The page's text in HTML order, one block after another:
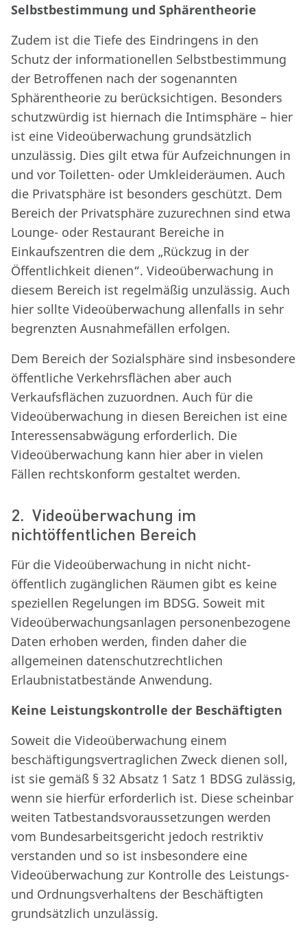
Selbstbestimmung und Sphärentheorie
Zudem ist die Tiefe des Eindringens in den
Schutz der informationellen Selbstbestimmung
der Betroffenen nach der sogenannten
Sphärentheorie zu berücksichtigen. Besonders
schutzwürdig ist hiernach die Intimsphäre – hier
ist eine Videoüberwachung grundsätzlich
unzulässig. Dies gilt etwa für Aufzeichnungen in
und vor Toiletten- oder Umkleideräumen. Auch
die Privatsphäre ist besonders geschützt. Dem
Bereich der Privatsphäre zuzurechnen sind etwa
Lounge- oder Restaurant Bereiche in
Einkaufszentren die dem „Rückzug in der
Öffentlichkeit dienen“. Videoüberwachung in
diesem Bereich ist regelmäßig unzulässig. Auch
hier sollte Videoüberwachung allenfalls in sehr
begrenzten Ausnahmefällen erfolgen.
Dem Bereich der Sozialsphäre sind insbesondere
öffentliche Verkehrsflächen aber auch
Verkaufsflächen zuzuordnen. Auch für die
Videoüberwachung in diesen Bereichen ist eine
Interessensabwägung erforderlich. Die
Videoüberwachung kann hier aber in vielen
Fällen rechtskonform gestaltet werden.
2. Videoüberwachung im
nichtöffentlichen Bereich
Für die Videoüberwachung in nicht nicht-
öffentlich zugänglichen Räumen gibt es keine
speziellen Regelungen im BDSG. Soweit mit
Videoüberwachungsanlagen personenbezogene
Daten erhoben werden, finden daher die
allgemeinen datenschutzrechtlichen
Erlaubnistatbestände Anwendung.
Keine Leistungskontrolle der Beschäftigten
Soweit die Videoüberwachung einem
beschäftigungsvertraglichen Zweck dienen soll,
ist sie gemäß § 32 Absatz 1 Satz 1 BDSG zulässig,
wenn sie hierfür erforderlich ist. Diese scheinbar
weiten Tatbestandsvoraussetzungen werden
vom Bundesarbeitsgericht jedoch restriktiv
verstanden und so ist insbesondere eine
Videoüberwachung zur Kontrolle des Leistungs-
und Ordnungsverhaltens der Beschäftigten
grundsätzlich unzulässig.